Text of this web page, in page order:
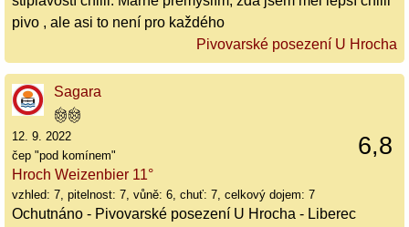
pivo , ale asi to není pro každého
Pivovarské posezení U Hrocha
Sagara
6,8
12. 9. 2022
čep "pod komínem"
Hroch Weizenbier 11°
vzhled: 7, pitelnost: 7, vůně: 6, chuť: 7, celkový dojem: 7
Ochutnáno - Pivovarské posezení U Hrocha - Liberec